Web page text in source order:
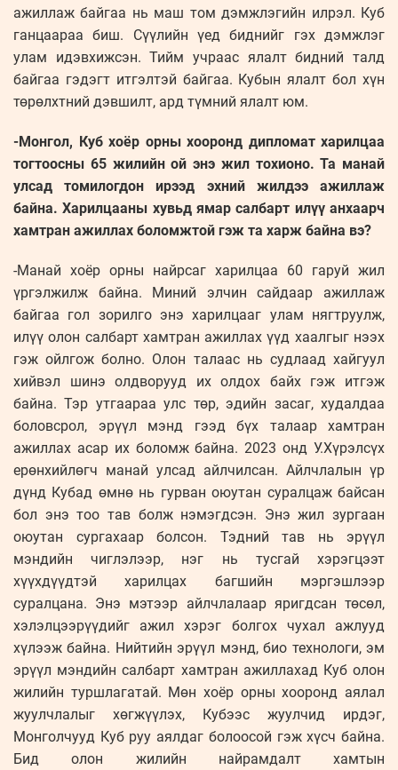
ажиллаж байгаа нь маш том дэмжлэгийн илрэл. Куб
ганцаараа биш. Сүүлийн үед биднийг гэх дэмжлэг
улам идэвхижсэн. Тийм учраас ялалт бидний талд
байгаа гэдэгт итгэлтэй байгаа. Кубын ялалт бол хүн
төрөлхтний дэвшилт, ард түмний ялалт юм.
-Монгол, Куб хоёр орны хооронд дипломат харилцаа
тогтоосны 65 жилийн ой энэ жил тохионо. Та манай
улсад томилогдон ирээд эхний жилдээ ажиллаж
байна. Харилцааны хувьд ямар салбарт илүү анхаарч
хамтран ажиллах боломжтой гэж та харж байна вэ?
-Манай хоёр орны найрсаг харилцаа 60 гаруй жил
үргэлжилж байна. Миний элчин сайдаар ажиллаж
байгаа гол зорилго энэ харилцааг улам нягтруулж,
илүү олон салбарт хамтран ажиллах үүд хаалгыг нээх
гэж ойлгож болно. Олон талаас нь судлаад хайгуул
хийвэл шинэ олдворууд их олдох байх гэж итгэж
байна. Тэр утгаараа улс төр, эдийн засаг, худалдаа
боловсрол, эрүүл мэнд гээд бүх талаар хамтран
ажиллах асар их боломж байна. 2023 онд У.Хүрэлсүх
ерөнхийлөгч манай улсад айлчилсан. Айлчлалын үр
дүнд Кубад өмнө нь гурван оюутан суралцаж байсан
бол энэ тоо тав болж нэмэгдсэн. Энэ жил зургаан
оюутан сургахаар болсон. Тэдний тав нь эрүүл
мэндийн чиглэлээр, нэг нь тусгай хэрэгцээт
хүүхдүүдтэй харилцах багшийн мэргэшлээр
суралцана. Энэ мэтээр айлчлалаар яригдсан төсөл,
хэлэлцээрүүдийг ажил хэрэг болгох чухал ажлууд
хүлээж байна. Нийтийн эрүүл мэнд, био технологи, эм
эрүүл мэндийн салбарт хамтран ажиллахад Куб олон
жилийн туршлагатай. Мөн хоёр орны хооронд аялал
жуулчлалыг хөгжүүлэх, Кубээс жуулчид ирдэг,
Монголчууд Куб руу аялдаг болоосой гэж хүсч байна.
Бид олон жилийн найрамдалт хамтын